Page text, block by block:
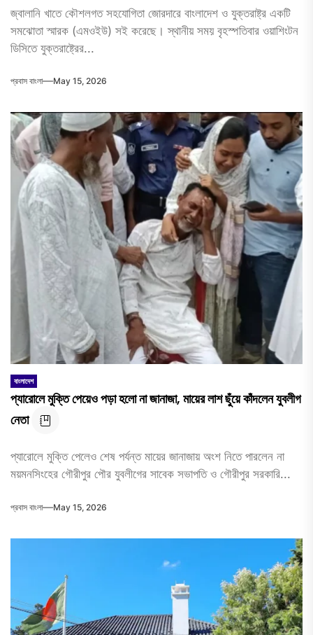
জ্বালানি খাতে কৌশলগত সহযোগিতা জোরদারে বাংলাদেশ ও যুক্তরাষ্ট্র একটি
সমঝোতা স্মারক (এমওইউ) সই করেছে। স্থানীয় সময় বৃহস্পতিবার ওয়াশিংটন
ডিসিতে যুক্তরাষ্ট্রের...
প্রবাস বাংলা May 15, 2026
বাংলাদেশ
প্যারোলে মুক্তি পেয়েও পড়া হলো না জানাজা, মায়ের লাশ ছুঁয়ে কাঁদলেন যুবলীগ
নেতা
প্যারোলে মুক্তি পেলেও শেষ পর্যন্ত মায়ের জানাজায় অংশ নিতে পারলেন না
ময়মনসিংহের গৌরীপুর পৌর যুবলীগের সাবেক সভাপতি ও গৌরীপুর সরকারি...
প্রবাস বাংলা May 15, 2026